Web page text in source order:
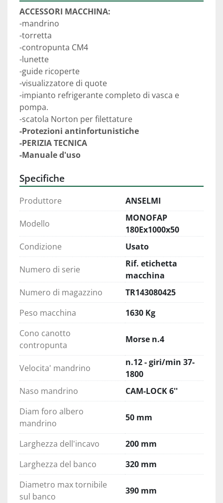
ACCESSORI MACCHINA:
-mandrino
-torretta
-contropunta CM4
-lunette
-guide ricoperte
-visualizzatore di quote
-impianto refrigerante completo di vasca e
pompa.
-scatola Norton per filettature
-Protezioni antinfortunistiche
-PERIZIA TECNICA
-Manuale d'uso
Specifiche
Produttore ANSELMI
Modello
MONOFAP
180Ex1000x50
Condizione
Usato
Numero di serie
Rif. etichetta
macchina
Numero di magazzino
TR143080425
Peso macchina
1630 Kg
Cono canotto
contropunta
Morse n.4
Velocita' mandrino
n.12 - giri/min 37-
1800
Naso mandrino
CAM-LOCK 6''
Diam foro albero
mandrino
50 mm
Larghezza dell'incavo
200 mm
Larghezza del banco
320 mm
Diametro max tornibile
sul banco
390 mm